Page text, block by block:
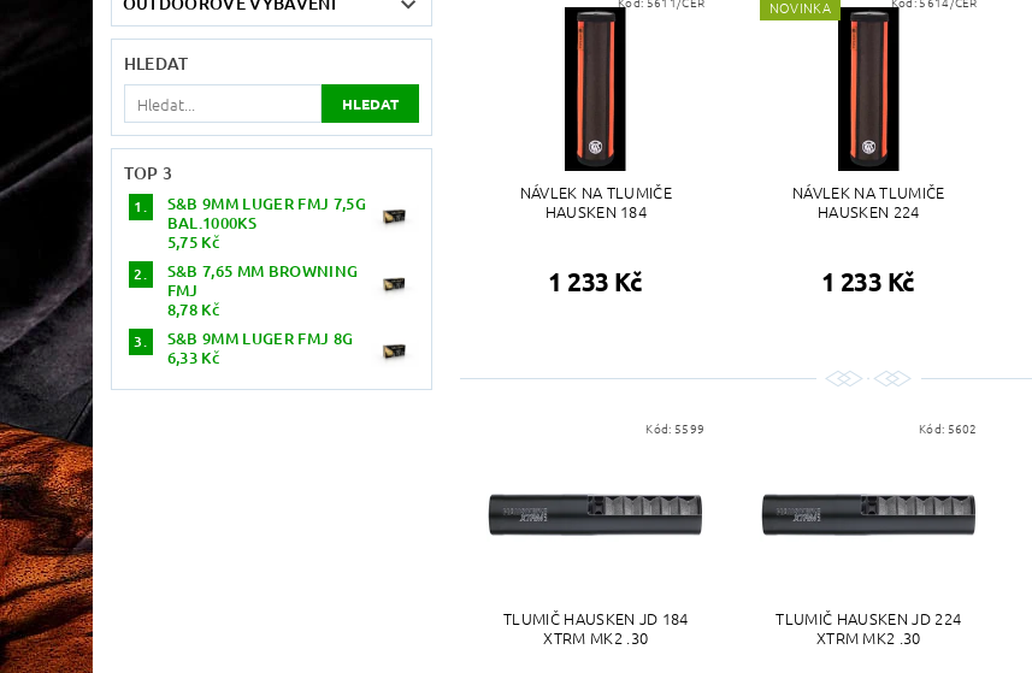
HLEDAT
TOP 3
S&B 9MM LUGER FMJ 7,5G
BAL.1000KS
5,75 Kč
S&B 7,65 MM BROWNING
FMJ
8,78 Kč
S&B 9MM LUGER FMJ 8G
6,33 Kč
NÁVLEK NA TLUMIČE
HAUSKEN 184
1 233 Kč
NOVINKA
NÁVLEK NA TLUMIČE
HAUSKEN 224
1 233 Kč
Kód: 5599
TLUMIČ HAUSKEN JD 184
XTRM MK2 .30
Kód: 5602
TLUMIČ HAUSKEN JD 224
XTRM MK2 .30